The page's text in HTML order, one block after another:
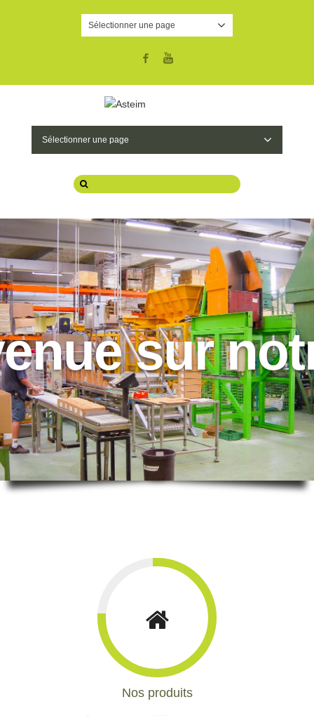
Sélectionner une page
Facebook
Sélectionner une page
sur
Nos produits